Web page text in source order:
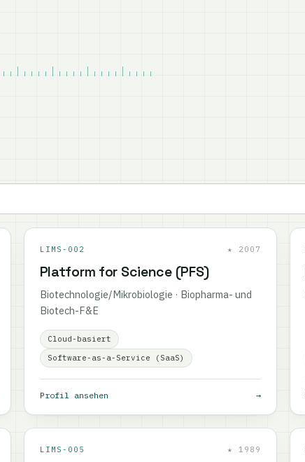
LIMS-002 ★ 2007
Platform for Science (PFS)
Biotechnologie/Mikrobiologie · Biopharma- und
Biotech-F&E
Cloud-basiert
Software-as-a-Service (SaaS)
Profil ansehen →
LIMS-005 ★ 1989